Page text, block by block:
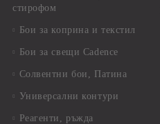
стирофом
Бои за коприна и текстил
Бои за свещи Cadence
Солвентни бои, Патина
Универсални контури
Реагенти, ръжда